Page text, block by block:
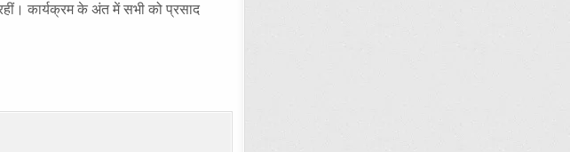
कार्यक्रम के अंत में सभी को प्रसाद